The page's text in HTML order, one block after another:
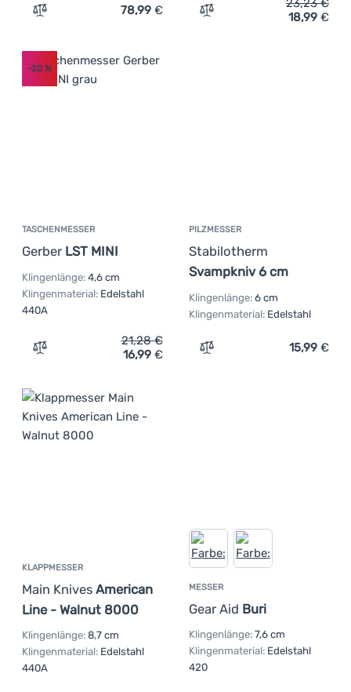
Zum Vergleich 'Klappmesser Mikov 233-NP-7'
78,99 €
Zum Vergleich
23,23€
18,99 €
TASCHENMESSER
Gerber LST MINI
-20 %
Klingenlänge: 4,6 cm
Klingenmaterial: Edelstahl
440A
Zum Vergleich 'Taschenmesser Gerber LST MINI'
21,28€
16,99 €
PILZMESSER
Stabilotherm
Svampkniv 6 cm
Klingenlänge: 6 cm
Klingenmaterial: Edelstahl
Zum Vergleich
15,99 €
KLAPPMESSER
Main Knives American
Line - Walnut 8000
Klingenlänge: 8,7 cm
Klingenmaterial: Edelstahl
440A
MESSER
Gear Aid Buri
Klingenlänge: 7,6 cm
Klingenmaterial: Edelstahl
420